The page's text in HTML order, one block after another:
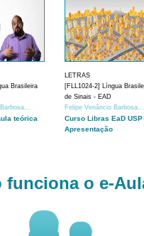
Brasileira
teórica
LETRAS
[FLL1024-2] Língua
de Sinais - EAD
Felipe Venâncio Barbosa...
Curso Libras EaD USP
Apresentação
funciona o e-